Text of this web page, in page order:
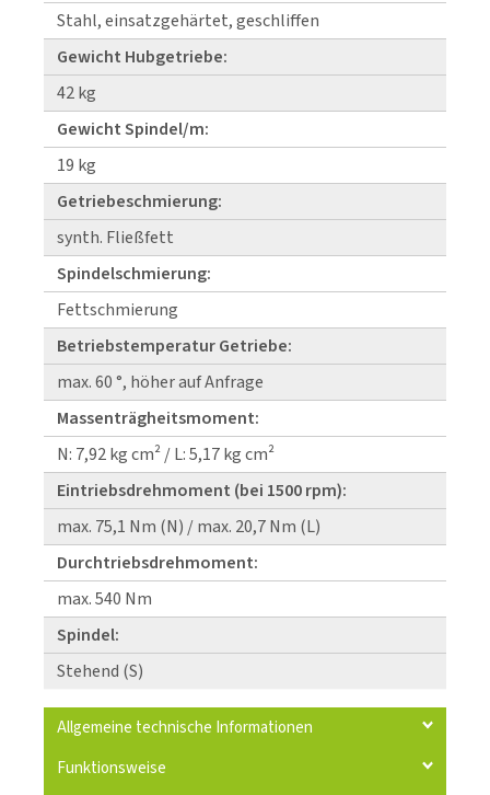
Stahl, einsatzgehärtet, geschliffen
Gewicht Hubgetriebe:
42 kg
Gewicht Spindel/m:
19 kg
Getriebeschmierung:
synth. Fließfett
Spindelschmierung:
Fettschmierung
Betriebstemperatur Getriebe:
max. 60 °, höher auf Anfrage
Massenträgheitsmoment:
N: 7,92 kg cm² / L: 5,17 kg cm²
Eintriebsdrehmoment (bei 1500 rpm):
max. 75,1 Nm (N) / max. 20,7 Nm (L)
Durchtriebsdrehmoment:
max. 540 Nm
Spindel:
Stehend (S)
Allgemeine technische Informationen
Funktionsweise